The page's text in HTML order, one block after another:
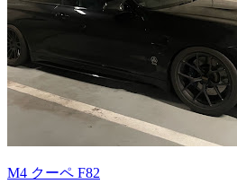
M4 クーペ F82